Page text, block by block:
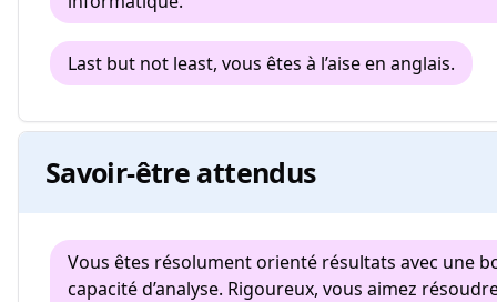
Last but not least, vous êtes à l’aise en anglais.
Savoir-être attendus
Vous êtes résolument orienté résultats avec une
capacité d’analyse. Rigoureux, vous aimez